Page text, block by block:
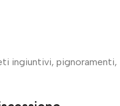
ingiuntivi, pignoramenti,